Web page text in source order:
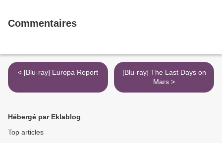
Commentaires
< [Blu-ray] Europa Report
[Blu-ray] The Last Days on
Mars >
Hébergé par Eklablog
Top articles